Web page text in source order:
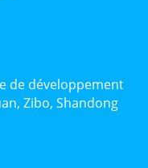
de développement
Zibo, Shandong